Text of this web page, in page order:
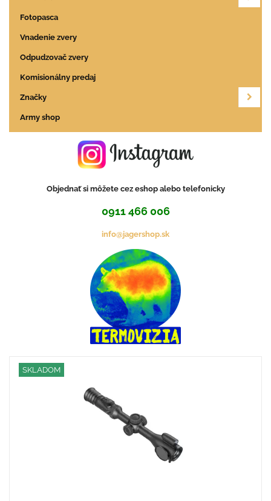
Fotopasca
Vnadenie zvery
Odpudzovač zvery
Komisionálny predaj
Značky
Army shop
Objednať si môžete cez eshop alebo telefonicky
0911 466 006
info@jagershop.sk
SKLADOM